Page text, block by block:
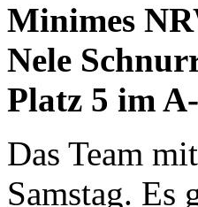
Minimes
Nele
Platz 5 im
Das Team
Samstag. Es